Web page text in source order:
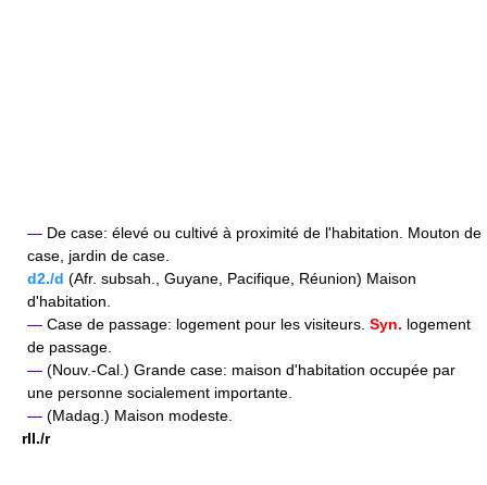
— De case: élevé ou cultivé à proximité de l'habitation. Mouton de
case, jardin de case.
d2./d (Afr. subsah., Guyane, Pacifique, Réunion) Maison
d'habitation.
— Case de passage: logement pour les visiteurs. Syn. logement
de passage.
— (Nouv.-Cal.) Grande case: maison d'habitation occupée par
une personne socialement importante.
— (Madag.) Maison modeste.
rII./r